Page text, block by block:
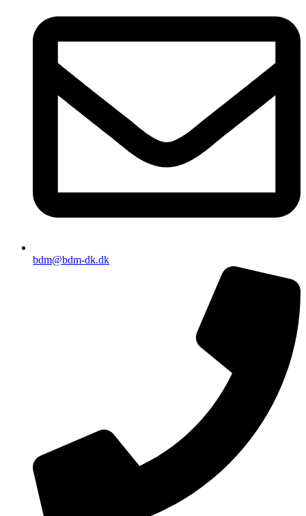
bdm@bdm-dk.dk